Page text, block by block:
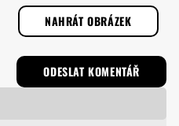
NAHRÁT OBRÁZEK